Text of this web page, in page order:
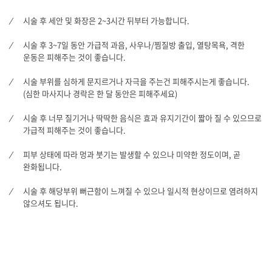
시술 후 세안 및 화장은 2~3시간 뒤부터 가능합니다.
시술 후 3~7일 동안 가급적 과음, 사우나/찜질방 출입, 열탕목욕, 격한
운동은 피해주는 것이 좋습니다.
시술 부위를 심하게 문지르거나 자극을 주는건 피해주시는게 좋습니다.
(심한 마사지나 경락은 한 달 동안은 피해주세요)
시술 후 너무 질기거나 딱딱한 음식은 효과 유지기간이 짧아 질 수 있으므로
가급적 피해주는 것이 좋습니다.
피부 상태에 따라 멍과 붓기는 발생할 수 있으나 미약한 정도이며, 곧
완화됩니다.
시술 후 해당부위 뻐근함이 느껴질 수 있으나 일시적 현상이므로 염려하지
않으셔도 됩니다.